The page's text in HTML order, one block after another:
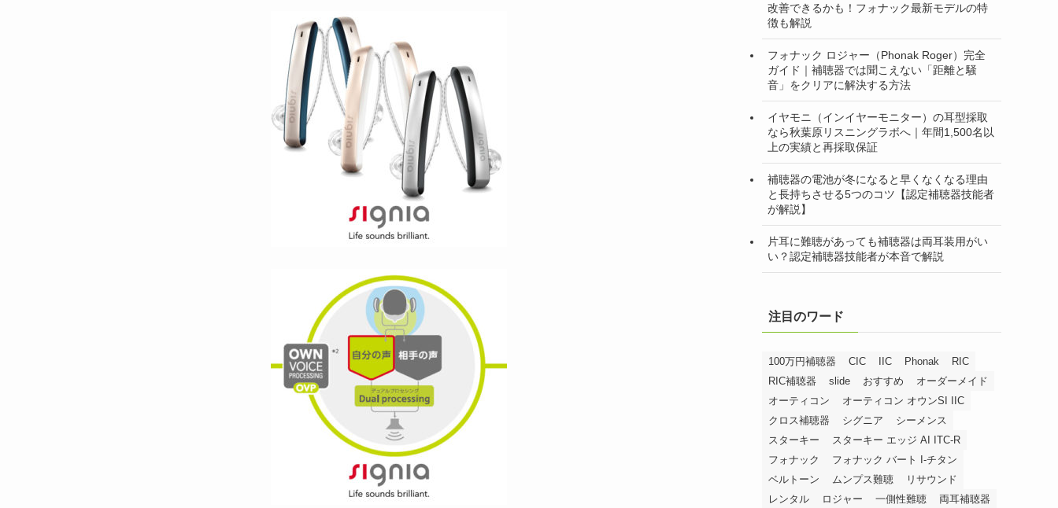
改善できるかも！フォナック最新モデルの特
徴も解説
フォナック ロジャー（Phonak Roger）完全
ガイド｜補聴器では聞こえない「距離と騒
音」をクリアに解決する方法
イヤモニ（インイヤーモニター）の耳型採取
なら秋葉原リスニングラボへ｜年間1,500名以
上の実績と再採取保証
補聴器の電池が冬になると早くなくなる理由
と長持ちさせる5つのコツ【認定補聴器技能者
が解説】
片耳に難聴があっても補聴器は両耳装用がい
い？認定補聴器技能者が本音で解説
注目のワード
100万円補聴器 CIC IIC Phonak
RIC
RIC補聴器
slide おすすめ
オーダーメイド
オーティコン
オーティコン オウンSI IIC
クロス補聴器
シグニア
シーメンス
スターキー
スターキー エッジ AI ITC-R
フォナック
フォナック バート I-チタン
ベルトーン
ムンプス難聴
リサウンド
レンタル
ロジャー 一側性難聴 両耳補聴器